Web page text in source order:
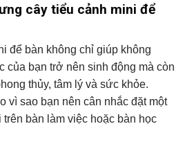
cây tiểu cảnh mini để
để bàn không chỉ giúp không
của bạn trở nên sinh động mà còn
thủy, tâm lý và sức khỏe.
vì sao bạn nên cân nhắc đặt một
bàn làm việc hoặc bàn học